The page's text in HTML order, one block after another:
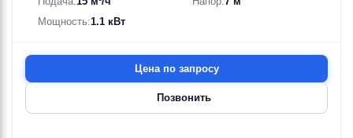
Мощность:1.1 кВт
Цена по запросу
Позвонить